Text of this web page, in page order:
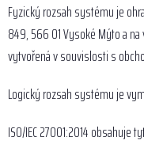
Fyzický rozsah systému je
849, 566 01 Vysoké Mýto a
vytvořená v souvislosti s
Logický rozsah systému je
ISO/IEC 27001:2014 obsahuje